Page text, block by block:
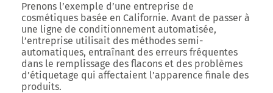
Prenons l’exemple d’une entreprise de
cosmétiques basée en Californie. Avant de passer à
une ligne de conditionnement automatisée,
l’entreprise utilisait des méthodes semi-
automatiques, entraînant des erreurs fréquentes
dans le remplissage des flacons et des problèmes
d’étiquetage qui affectaient l’apparence finale des
produits.